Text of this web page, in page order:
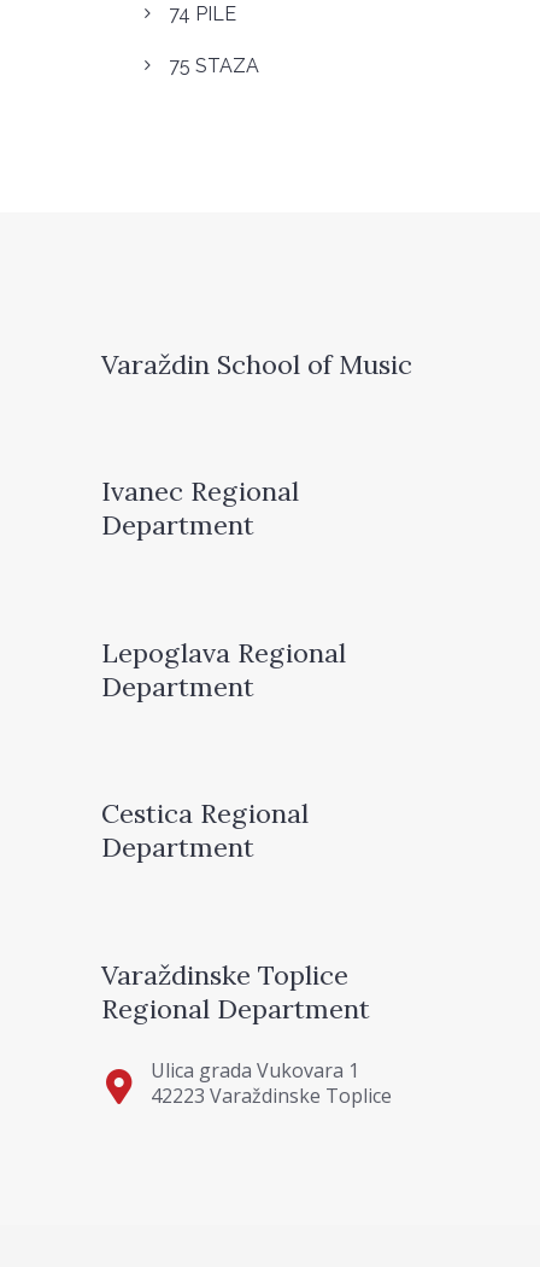
74 PILE
75 STAZA
Varaždin School of Music
Ivanec Regional
Department
Lepoglava Regional
Department
Cestica Regional
Department
Varaždinske Toplice
Regional Department
Ulica grada Vukovara 1
42223 Varaždinske Toplice